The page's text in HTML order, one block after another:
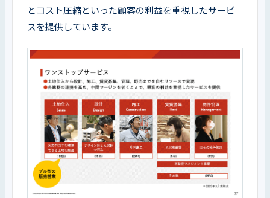
とコスト圧縮といった顧客の利益を重視したサービ
スを提供しています。